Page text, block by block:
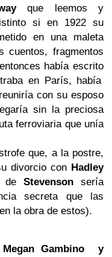
que leemos y
si en 1922 su
en una maleta
cuentos, fragmentos
había escrito
en París, había
con su esposo
sin la preciosa
ferroviaria que unía
que, a la postre,
divorcio con Hadley
de Stevensonsería
secreta que las
la obra de estos).
Gambino y